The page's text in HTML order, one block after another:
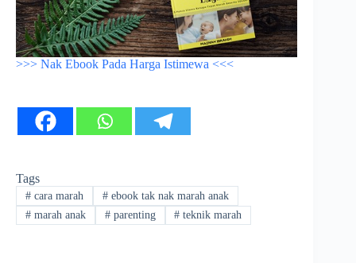
>>> Nak Ebook Pada Harga Istimewa <<<
Tags
#cara marah #ebook tak nak marah anak
#marah anak #parenting # teknik marah